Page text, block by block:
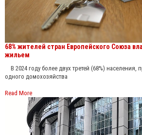
68% жителей стран Европейского Союза
жильем
В 2024 году более двух третей (68%)
одного домохозяйства
Read More